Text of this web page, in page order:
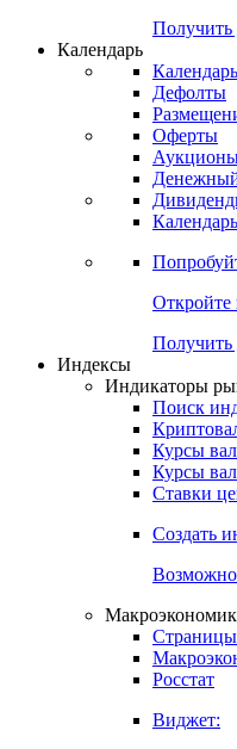
Получить
Календарь
Дефолты
Оферты
Откройте
Получить
Индексы
Индикаторы
Поиск
Курсы
Курсы
Ставки
Создать
Страницы
Росстат
Виджет: